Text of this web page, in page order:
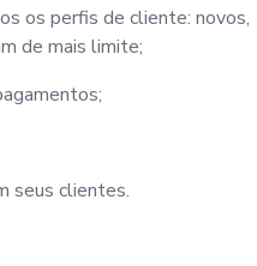
os perfis de cliente: novos,
de mais limite;
seus clientes.